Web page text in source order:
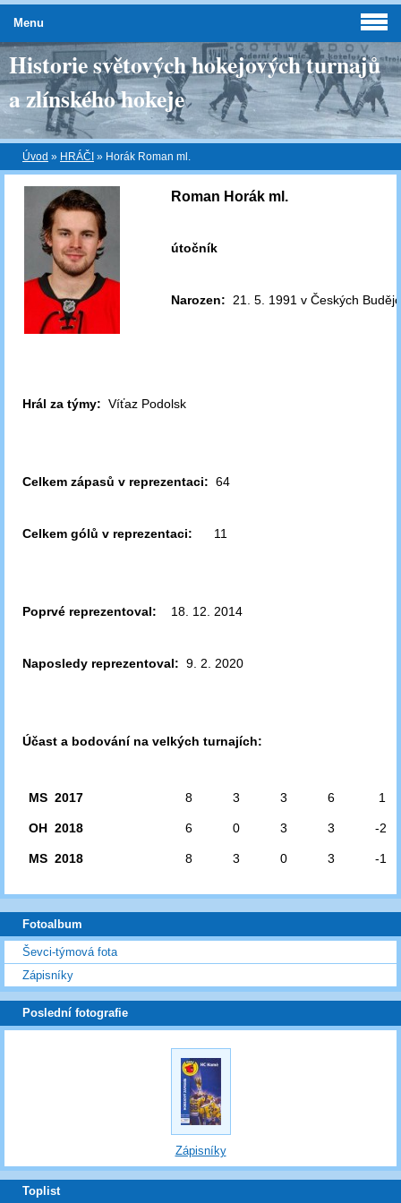
Historie světových hokejových turnajů
a zlínského hokeje
Úvod » HRÁČI » Horák Roman ml.
Roman Horák ml.
útočník
Narozen: 21. 5. 1991 v Českých
Hrál za týmy: Víťaz Podolsk
Celkem zápasů v reprezentaci: 64
Celkem gólů v reprezentaci: 11
Poprvé reprezentoval: 18. 12. 2014
Naposledy reprezentoval: 9. 2. 2020
Účast a bodování na velkých turnajích:
MS 2017 8 3 3 6 1
OH 2018 6 0 3 3 -2
MS 2018 8 3 0 3 -1
Menu
Fotoalbum
Ševci-týmová fota
Zápisníky
Poslední fotografie
Zápisníky
Toplist